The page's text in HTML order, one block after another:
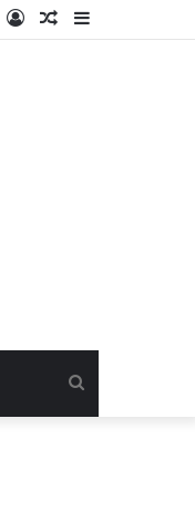
Sidebar
Random
Log